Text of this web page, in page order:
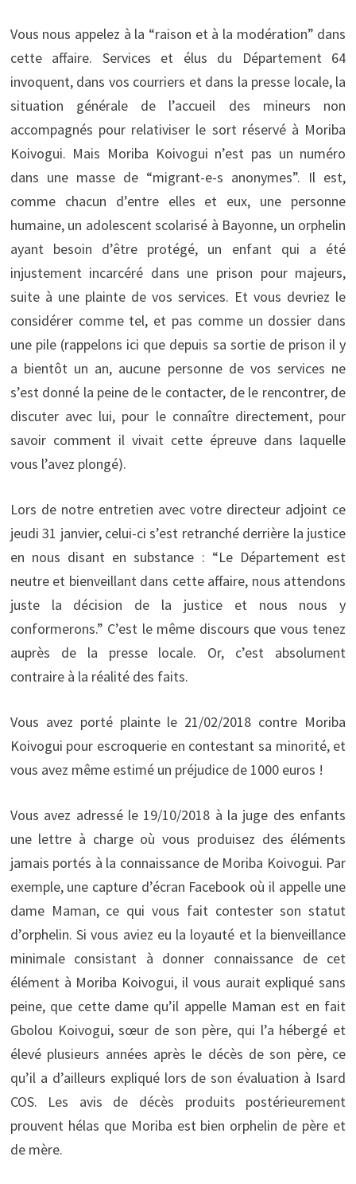
Vous nous appelez à la “raison et à la modération” dans
cette affaire. Services et élus du Département 64
invoquent, dans vos courriers et dans la presse locale, la
situation générale de l’accueil des mineurs non
accompagnés pour relativiser le sort réservé à Moriba
Koivogui. Mais Moriba Koivogui n’est pas un numéro
dans une masse de “migrant-e-s anonymes”. Il est,
comme chacun d’entre elles et eux, une personne
humaine, un adolescent scolarisé à Bayonne, un orphelin
ayant besoin d’être protégé, un enfant qui a été
injustement incarcéré dans une prison pour majeurs,
suite à une plainte de vos services. Et vous devriez le
considérer comme tel, et pas comme un dossier dans
une pile (rappelons ici que depuis sa sortie de prison il y
a bientôt un an, aucune personne de vos services ne
s’est donné la peine de le contacter, de le rencontrer, de
discuter avec lui, pour le connaître directement, pour
savoir comment il vivait cette épreuve dans laquelle
vous l’avez plongé).
Lors de notre entretien avec votre directeur adjoint ce
jeudi 31 janvier, celui-ci s’est retranché derrière la justice
en nous disant en substance : “Le Département est
neutre et bienveillant dans cette affaire, nous attendons
juste la décision de la justice et nous nous y
conformerons.” C’est le même discours que vous tenez
auprès de la presse locale. Or, c’est absolument
contraire à la réalité des faits.
Vous avez porté plainte le 21/02/2018 contre Moriba
Koivogui pour escroquerie en contestant sa minorité, et
vous avez même estimé un préjudice de 1000 euros !
Vous avez adressé le 19/10/2018 à la juge des enfants
une lettre à charge où vous produisez des éléments
jamais portés à la connaissance de Moriba Koivogui. Par
exemple, une capture d’écran Facebook où il appelle une
dame Maman, ce qui vous fait contester son statut
d’orphelin. Si vous aviez eu la loyauté et la bienveillance
minimale consistant à donner connaissance de cet
élément à Moriba Koivogui, il vous aurait expliqué sans
peine, que cette dame qu’il appelle Maman est en fait
Gbolou Koivogui, sœur de son père, qui l’a hébergé et
élevé plusieurs années après le décès de son père, ce
qu’il a d’ailleurs expliqué lors de son évaluation à Isard
COS. Les avis de décès produits postérieurement
prouvent hélas que Moriba est bien orphelin de père et
de mère.